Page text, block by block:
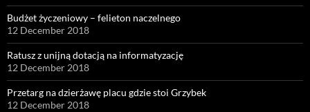
Budżet życzeniowy – felieton naczelnego
12 December 2018
Ratusz z unijną dotacją na informatyzację
12 December 2018
Przetarg na dzierżawę placu gdzie stoi Grzybek
12 December 2018